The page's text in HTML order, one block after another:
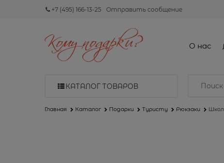
+7 (495) 166-13-25 Отправить сообщение
О нас
КАТАЛОГ ТОВАРОВ
Главная Каталог Подарки Туристу Рюкзаки